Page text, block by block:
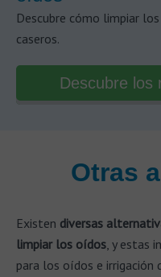
Descubre cómo limpiar
caseros.
Descubre los
Otras
Existen diversas
limpiar los oídos, y estas
para los oídos e